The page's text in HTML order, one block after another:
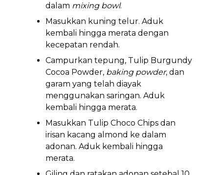
dalam mixing bowl.
Masukkan kuning telur. Aduk
kembali hingga merata dengan
kecepatan rendah.
Campurkan tepung, Tulip Burgundy
Cocoa Powder, baking powder, dan
garam yang telah diayak
menggunakan saringan. Aduk
kembali hingga merata.
Masukkan Tulip Choco Chips dan
irisan kacang almond ke dalam
adonan. Aduk kembali hingga
merata.